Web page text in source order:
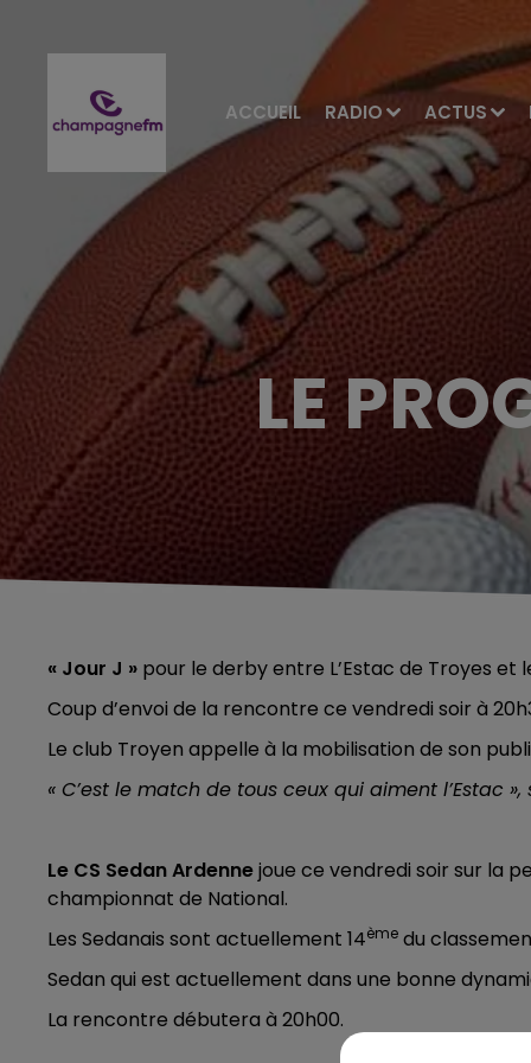
ACCUEIL RADIO ACTUS
LE
« Jour J » pour le derby entre L’Estac de Troyes et
Coup d’envoi de la rencontre ce vendredi soir à
Le club Troyen appelle à la mobilisation de son
« C’est le match de tous ceux qui aiment l’Estac »,
Le CS Sedan Ardennejoue ce vendredi soir sur la
championnat de National.
Les Sedanais sont actuellement 14ème du
Sedan qui est actuellement dans une bonne
La rencontre débutera à 20h00.